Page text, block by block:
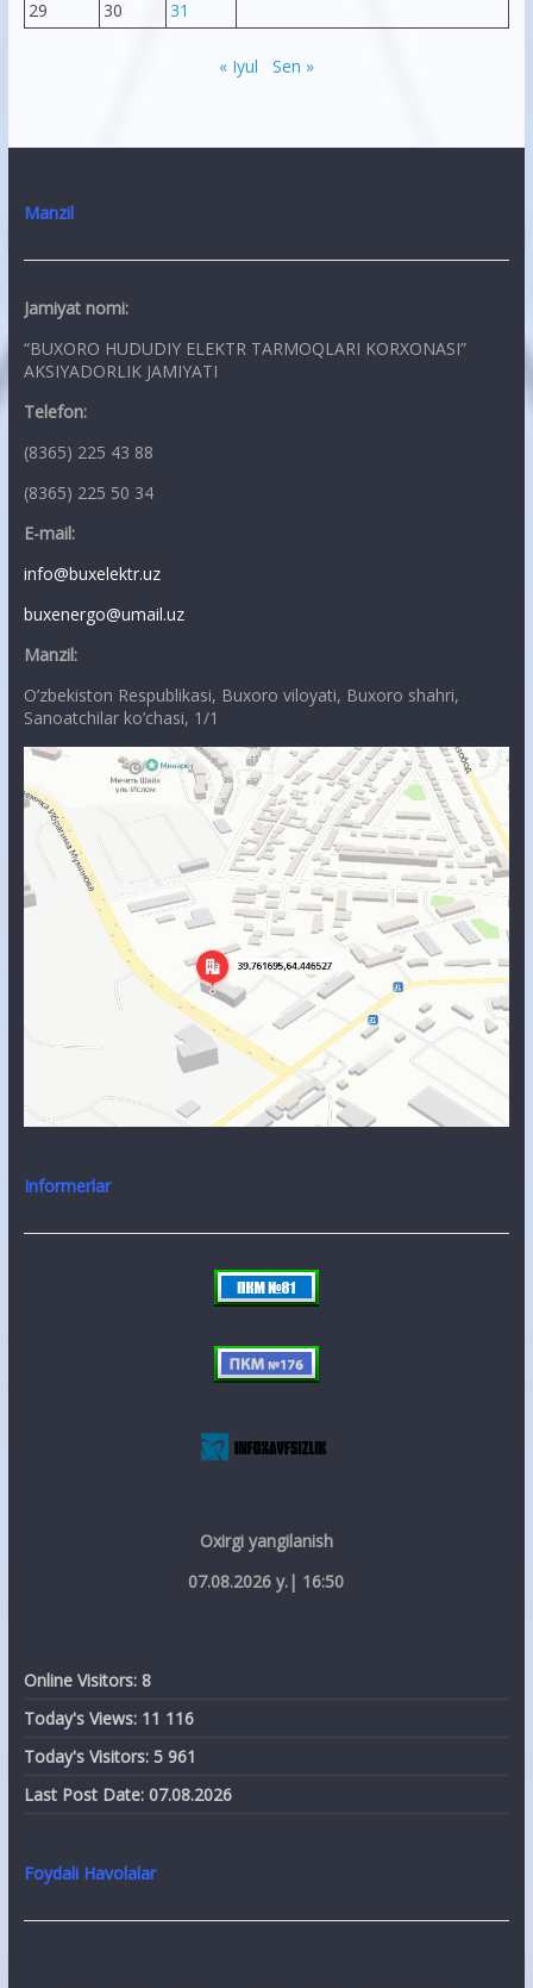
29 30 31
« Iyul Sen »
Manzil
Jamiyat nomi:
“BUXORO HUDUDIY ELEKTR TARMOQLARI KORXONASI”
AKSIYADORLIK JAMIYATI
Telefon:
(8365) 225 43 88
(8365) 225 50 34
E-mail:
info@buxelektr.uz
buxenergo@umail.uz
Manzil:
O’zbekiston Respublikasi, Buxoro viloyati, Buxoro shahri,
Sanoatchilar ko’chasi, 1/1
Informerlar
Oxirgi yangilanish
07.08.2026 y.| 16:50
Online Visitors: 8
Today's Views: 11 116
Today's Visitors: 5 961
Last Post Date: 07.08.2026
Foydali Havolalar